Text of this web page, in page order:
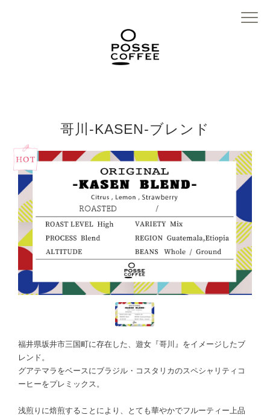
哥川-KASEN-ブレンド
福井県坂井市三国町に存在した、遊女『哥川』をイメージしたブ
レンド。
グアテマラをベースにブラジル・コスタリカのスペシャリティコ
ーヒーをプレミックス。
浅煎りに焙煎することにより、とても華やかでフルーティー上品